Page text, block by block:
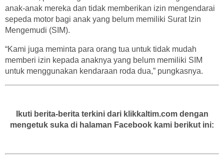
anak-anak mereka dan tidak memberikan izin mengendarai
sepeda motor bagi anak yang belum memiliki Surat Izin
Mengemudi (SIM).
“Kami juga meminta para orang tua untuk tidak mudah
memberi izin kepada anaknya yang belum memiliki SIM
untuk menggunakan kendaraan roda dua,” pungkasnya.
Ikuti berita-berita terkini dari klikkaltim.com dengan
mengetuk suka di halaman Facebook kami berikut ini: